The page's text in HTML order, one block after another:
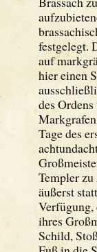
festgelegt.
auf
hier einen
des
Tage des
Templer
äußerst
Verfügung,
ihres
Schild,